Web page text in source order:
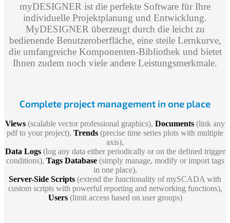
myDESIGNER ist die perfekte Software für Ihre
individuelle Projektplanung und Entwicklung.
MyDESIGNER überzeugt durch die leicht zu
bedienende Benutzeroberfläche, eine steile Lernkurve,
die umfangreiche Komponenten-Bibliothek und bietet
Ihnen zudem noch viele andere Leistungsmerkmale.
Complete project management in one place
Views (scalable vector professional graphics), Documents (link any
pdf to your project), Trends (precise time series plots with multiple
axis),
Data Logs(log any data either periodically or on the defined trigger
conditions), Tags Database(simply manage, modify or import tags
in one place),
Server-Side Scripts (extend the functionality of mySCADA with
custom scripts with powerful reporting and networking functions),
Users(limit access based on user groups)